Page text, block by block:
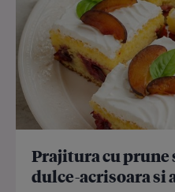
Prajitura cu prune
dulce-acrisoara si